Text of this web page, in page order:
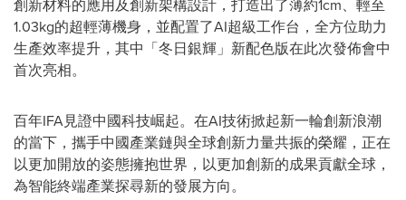
創新材料的應用及創新架構設計，打造出了薄約1cm、輕至
1.03kg的超輕薄機身，並配置了AI超級工作台，全方位助力
生產效率提升，其中「冬日銀輝」新配色版在此次發佈會中
首次亮相。
百年IFA見證中國科技崛起。在AI技術掀起新一輪創新浪潮
的當下，攜手中國產業鏈與全球創新力量共振的榮耀，正在
以更加開放的姿態擁抱世界，以更加創新的成果貢獻全球，
為智能終端產業探尋新的發展方向。